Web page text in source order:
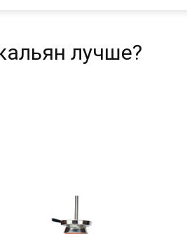
лучше?